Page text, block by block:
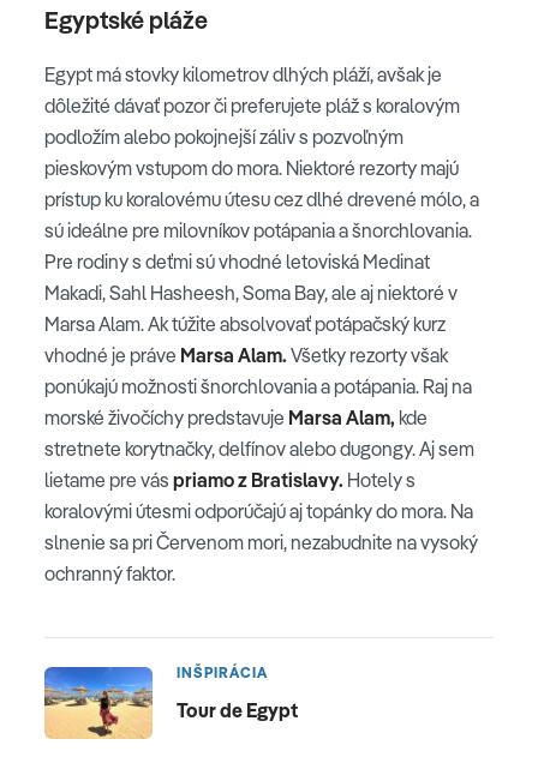
Egyptské pláže
Egypt má stovky kilometrov dlhých pláží, avšak je
dôležité dávať pozor či preferujete pláž s koralovým
podložím alebo pokojnejší záliv s pozvoľným
pieskovým vstupom do mora. Niektoré rezorty majú
prístup ku koralovému útesu cez dlhé drevené mólo, a
sú ideálne pre milovníkov potápania a šnorchlovania.
Pre rodiny s deťmi sú vhodné letoviská Medinat
Makadi, Sahl Hasheesh, Soma Bay, ale aj niektoré v
Marsa Alam. Ak túžite absolvovať potápačský kurz
vhodné je práve Marsa Alam. Všetky rezorty však
ponúkajú možnosti šnorchlovania a potápania. Raj na
morské živočíchy predstavuje Marsa Alam, kde
stretnete korytnačky, delfínov alebo dugongy. Aj sem
lietame pre vás priamo z Bratislavy. Hotely s
koralovými útesmi odporúčajú aj topánky do mora. Na
slnenie sa pri Červenom mori, nezabudnite na vysoký
ochranný faktor.
INŠPIRÁCIA
Tour de Egypt